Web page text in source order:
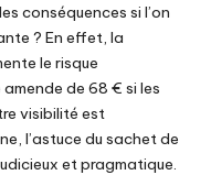
conséquences si l’on
? En effet, la
le risque
de 68 € si les
visibilité est
l’astuce du sachet de
et pragmatique.